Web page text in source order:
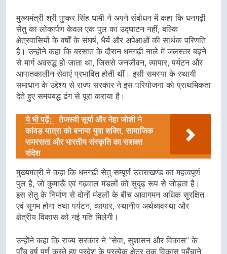
मुख्यमंत्री श्री पुष्कर सिंह धामी ने अपने संबोधन में कहा कि धनगढ़ी
सेतु का लोकार्पण केवल एक पुल का उद्घाटन नहीं, बल्कि
क्षेत्रवासियों के वर्षों के संघर्ष, धैर्य और अपेक्षाओं की सार्थक परिणति
है। उन्होंने कहा कि बरसात के दौरान धनगढ़ी नाले में जलस्तर बढ़ने
से मार्ग अवरुद्ध हो जाता था, जिससे जनजीवन, व्यापार, पर्यटन और
आपातकालीन सेवाएं प्रभावित होती थीं। इसी समस्या के स्थायी
समाधान के उद्देश्य से राज्य सरकार ने इस परियोजना को प्राथमिकता
देते हुए समयबद्ध ढंग से पूरा कराया है।
ये भी पढ़ें:
तेजस्वी सूर्या और नेहा जोशी ने
कांवड़ यात्रा को बनाया युवा शक्ति, सामाजिक
समरसता और भारतीय संस्कृति का सशक्त
संदेश
मुख्यमंत्री ने कहा कि धनगढ़ी सेतु सम्पूर्ण उत्तराखण्ड का महत्वपूर्ण
पुल है, जो कुमाऊँ एवं गढ़वाल मंडलों को सुदृढ़ रूप से जोड़ता है।
इस सेतु के निर्माण से दोनों मंडलों के बीच आवागमन अधिक सुरक्षित
एवं सुगम होगा तथा पर्यटन, व्यापार, स्थानीय अर्थव्यवस्था और
क्षेत्रीय विकास को नई गति मिलेगी।
उन्होंने कहा कि राज्य सरकार ने “सेवा, सुशासन और विकास” के
पाँच वर्ष पूर्ण करते हुए प्रदेश के प्रत्येक क्षेत्र तक विकास पहुँचाने